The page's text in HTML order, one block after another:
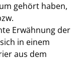
gehört haben,
Erwähnung der
in einem
aus dem